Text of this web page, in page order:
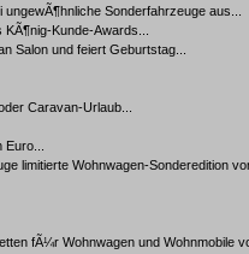
Sonderfahrzeuge aus...
Kunde-Awards...
Salon und feiert Geburtstag...
Caravan-Urlaub...
limitierte Wohnwagen-Sonderedition
fÃ¼r Wohnwagen und Wohnmobile